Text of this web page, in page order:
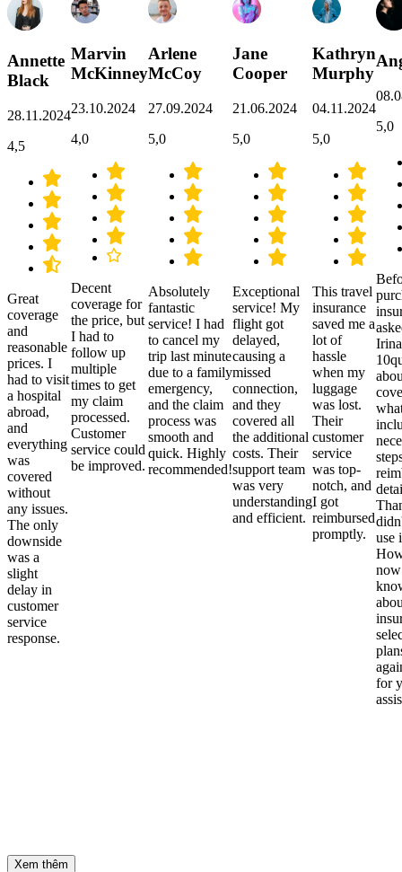
Annette
Black
28.11.2024
4,5
Great
coverage
and
reasonable
prices. I
had to visit
a hospital
abroad,
and
everything
was
covered
without
any issues.
The only
downside
was a
slight
delay in
customer
service
response.
Marvin
McKinney
23.10.2024
4,0
Decent
coverage for
the price, but
I had to
follow up
multiple
times to get
my claim
processed.
Customer
service could
be improved.
Arlene
McCoy
27.09.2024
5,0
Absolutely
fantastic
service! I had
to cancel my
trip last minute
due to a family
emergency,
and the claim
process was
smooth and
quick. Highly
recommended!
Jane
Cooper
21.06.2024
5,0
Exceptional
service! My
flight got
delayed,
causing a
missed
connection,
and they
covered all
the additional
costs. Their
support team
was very
understanding
and efficient.
Kathryn
Murphy
04.11.2024
5,0
This travel
insurance
saved me a
lot of
hassle
when my
luggage
was lost.
Their
customer
service
was top-
notch, and
I got
reimbursed
promptly.
5,0
use
for
Xem thêm